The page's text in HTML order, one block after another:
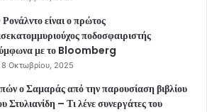
είναι ο πρώτος
ποδοσφαιριστής
με το Bloomberg
8 Οκτωβρίου, 2025
ο Σαμαράς από την παρουσίαση βιβλίου
Στυλιανίδη – Τι λένε συνεργάτες του